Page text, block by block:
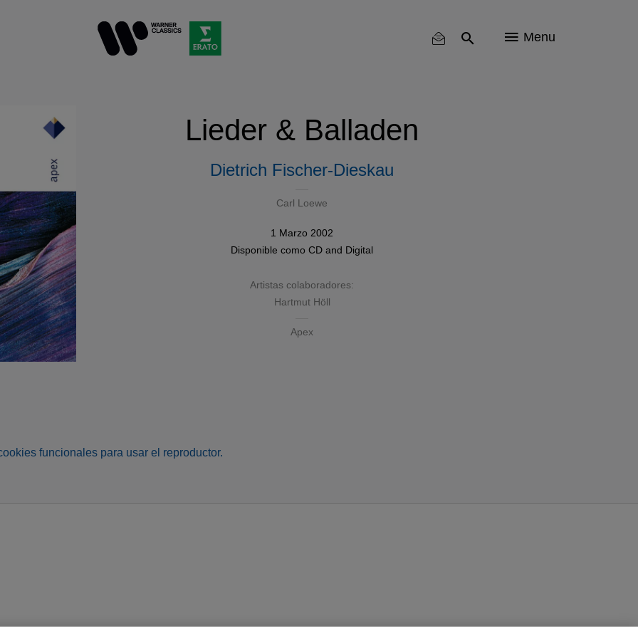
Menu
Lieder & Balladen
Dietrich Fischer-Dieskau
Carl Loewe
1 Marzo 2002
Disponible como CD and Digital
Artistas colaboradores:
Hartmut Höll
Apex
funcionales para usar el reproductor.